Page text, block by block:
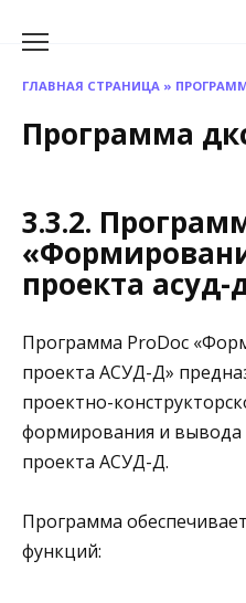
ГЛАВНАЯ СТРАНИЦА »
Программа
3.3.2.
проекта асуд-
Программа ProDoc
проекта АСУД-Д»
проектно-
формирования и вывода
проекта АСУД-Д.
Программа
функций: